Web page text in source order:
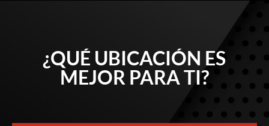
¿QUÉ UBICACIÓN ES
MEJOR PARA TI?